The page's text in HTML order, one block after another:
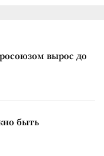
вырос до
быть